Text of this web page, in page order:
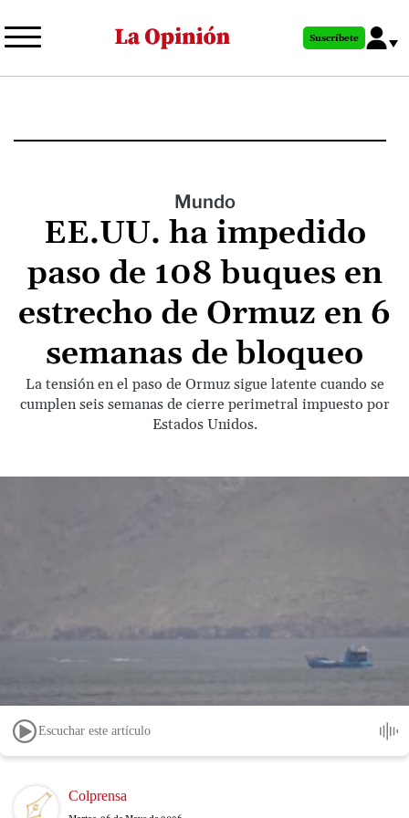
al
principal
Suscríbete
Mundo
EE.UU. ha impedido
paso de 108 buques en
estrecho de Ormuz en 6
semanas de bloqueo
La tensión en el paso de Ormuz sigue latente cuando se
cumplen seis semanas de cierre perimetral impuesto por
Estados Unidos.
Escuchar este artículo
Image Colprensa